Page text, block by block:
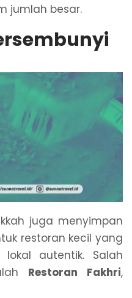
jumlah besar.
juga menyimpan
restoran kecil yang
autentik. Salah
Restoran Fakhri,